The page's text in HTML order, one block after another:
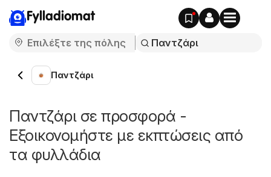
Fylladiomat
Παντζάρι
Παντζάρι σε προσφορά -
Εξοικονομήστε με εκπτώσεις από
τα φυλλάδια